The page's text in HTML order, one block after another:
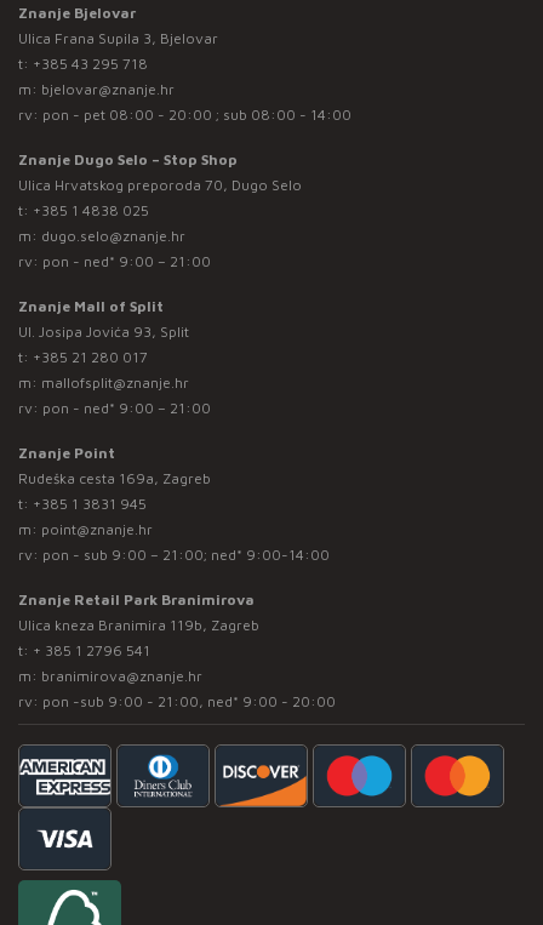
Znanje Bjelovar
Ulica Frana Supila 3, Bjelovar
t: +385 43 295 718
m: bjelovar@znanje.hr
rv: pon - pet 08:00 - 20:00 ; sub 08:00 - 14:00
Znanje Dugo Selo – Stop Shop
Ulica Hrvatskog preporoda 70, Dugo Selo
t: +385 1 4838 025
m: dugo.selo@znanje.hr
rv: pon - ned* 9:00 – 21:00
Znanje Mall of Split
Ul. Josipa Jovića 93, Split
t: +385 21 280 017
m: mallofsplit@znanje.hr
rv: pon - ned* 9:00 – 21:00
Znanje Point
Rudeška cesta 169a, Zagreb
t: +385 1 3831 945
m: point@znanje.hr
rv: pon - sub 9:00 – 21:00; ned* 9:00-14:00
Znanje Retail Park Branimirova
Ulica kneza Branimira 119b, Zagreb
t: + 385 1 2796 541
m: branimirova@znanje.hr
rv: pon -sub 9:00 - 21:00, ned* 9:00 - 20:00